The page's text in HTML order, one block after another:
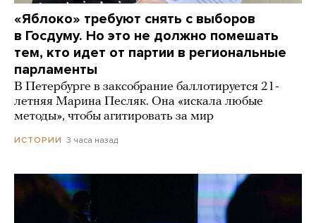
«Яблоко» требуют снять с выборов
в Госдуму. Но это не должно помешать
тем, кто идет от партии в региональные
парламенты
В Петербурге в заксобрание баллотируется 21-
летняя Марина Песляк. Она «искала любые
методы», чтобы агитировать за мир
ИСТОРИИ 3 часа назад